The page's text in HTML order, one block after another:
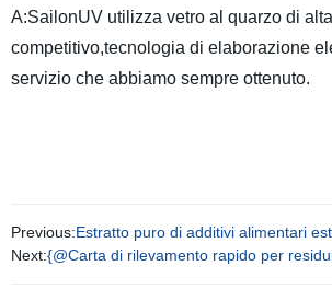
A:SailonUV utilizza vetro al quarzo di
competitivo,tecnologia di elaborazione
servizio che abbiamo sempre ottenuto.
Previous:Estratto puro di additivi alimentari
Next:{@Carta di rilevamento rapido per